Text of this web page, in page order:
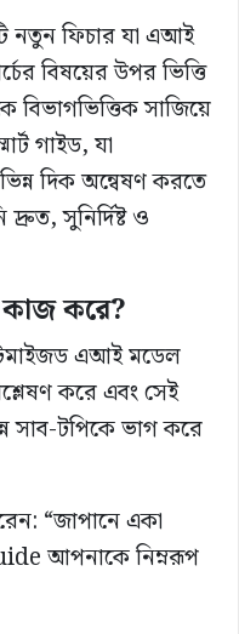
ফিচার যা এআই
বিষয়ের উপর ভিত্তি
বিভাগভিত্তিক সাজিয়ে
গাইড, যা
দিক অন্বেষণ করতে
সুনির্দিষ্ট ও
করে?
এআই মডেল
করে এবং সেই
সাব-টপিকে ভাগ করে
“জাপানে একা
আপনাকে নিম্নরূপ